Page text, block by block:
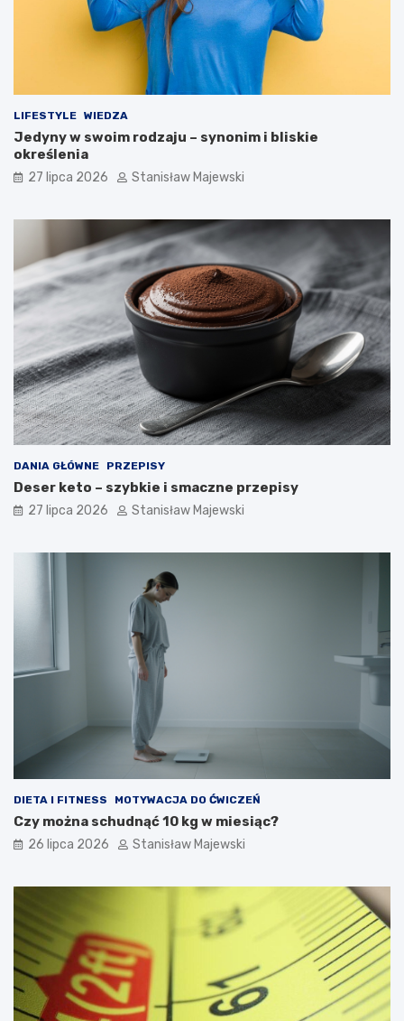
LIFESTYLE WIEDZA
Jedyny w swoim rodzaju – synonim i bliskie
określenia
27 lipca 2026 Stanisław Majewski
DANIA GŁÓWNE PRZEPISY
Deser keto – szybkie i smaczne przepisy
27 lipca 2026 Stanisław Majewski
DIETA I FITNESS MOTYWACJA DO ĆWICZEŃ
Czy można schudnąć 10 kg w miesiąc?
26 lipca 2026 Stanisław Majewski